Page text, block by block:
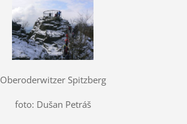
Oberoderwitzer Spitzberg
foto: Dušan Petráš